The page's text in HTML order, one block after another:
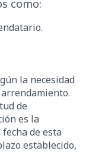
como:
la necesidad
de
es la
de esta
establecido,